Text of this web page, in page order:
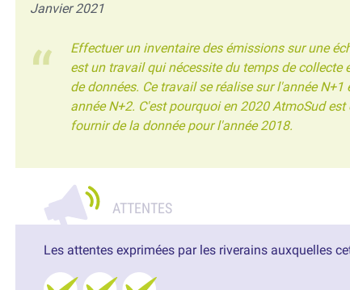
Janvier 2021
Effectuer un inventaire des émissions sur une
est un travail qui nécessite du temps de collecte
de données. Ce travail se réalise sur l'année N+1
année N+2. C'est pourquoi en 2020 AtmoSud est
fournir de la donnée pour l'année 2018.
Les attentes exprimées par les riverains auxquelles